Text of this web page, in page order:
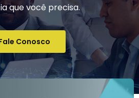
que você precisa.
Conosco